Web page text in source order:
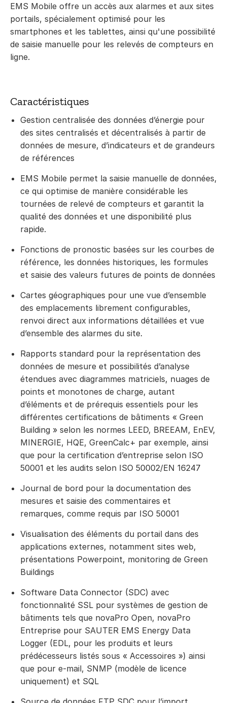
EMS Mobile offre un accès aux alarmes et aux sites
portails, spécialement optimisé pour les
smartphones et les tablettes, ainsi qu'une possibilité
de saisie manuelle pour les relevés de compteurs en
ligne.
Caractéristiques
Gestion centralisée des données d’énergie pour
des sites centralisés et décentralisés à partir de
données de mesure, d’indicateurs et de grandeurs
de références
EMS Mobile permet la saisie manuelle de données,
ce qui optimise de manière considérable les
tournées de relevé de compteurs et garantit la
qualité des données et une disponibilité plus
rapide.
Fonctions de pronostic basées sur les courbes de
référence, les données historiques, les formules
et saisie des valeurs futures de points de données
Cartes géographiques pour une vue d’ensemble
des emplacements librement configurables,
renvoi direct aux informations détaillées et vue
d’ensemble des alarmes du site.
Rapports standard pour la représentation des
données de mesure et possibilités d’analyse
étendues avec diagrammes matriciels, nuages de
points et monotones de charge, autant
d’éléments et de prérequis essentiels pour les
différentes certifications de bâtiments « Green
Building » selon les normes LEED, BREEAM, EnEV,
MINERGIE, HQE, GreenCalc+ par exemple, ainsi
que pour la certification d’entreprise selon ISO
50001 et les audits selon ISO 50002/EN 16247
Journal de bord pour la documentation des
mesures et saisie des commentaires et
remarques, comme requis par ISO 50001
Visualisation des éléments du portail dans des
applications externes, notamment sites web,
présentations Powerpoint, monitoring de Green
Buildings
Software Data Connector (SDC) avec
fonctionnalité SSL pour systèmes de gestion de
bâtiments tels que novaPro Open, novaPro
Entreprise pour SAUTER EMS Energy Data
Logger (EDL, pour les produits et leurs
prédécesseurs listés sous « Accessoires ») ainsi
que pour e-mail, SNMP (modèle de licence
uniquement) et SQL